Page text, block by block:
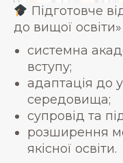
Підготовче
до вищої
системна
вступу;
адаптація до
середовища;
супровід та
розширення
якісної освіти.